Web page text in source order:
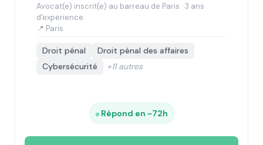
Avocat(e) inscrit(e) au barreau de Paris · 3 ans
d'experience.
📍 Paris
Droit pénal
Droit pénal des affaires
Cybersécurité
+11 autres
Répond en ~72h